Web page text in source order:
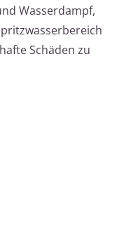
Wasserdampf,
Schäden zu